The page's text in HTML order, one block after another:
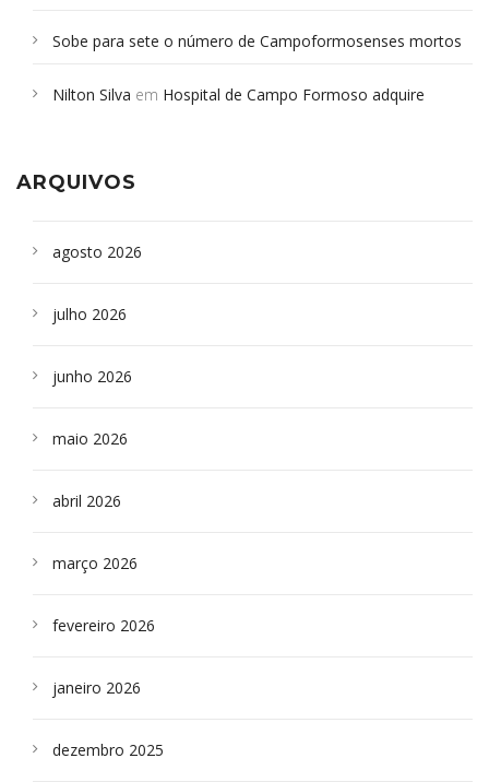
Sobe para sete o número de Campoformosenses mortos
Campoformosenses que morreram em desabamentos são
Nilton Silva em Hospital de Campo Formoso adquire
ARQUIVOS
agosto 2026
julho 2026
junho 2026
maio 2026
abril 2026
março 2026
fevereiro 2026
janeiro 2026
dezembro 2025